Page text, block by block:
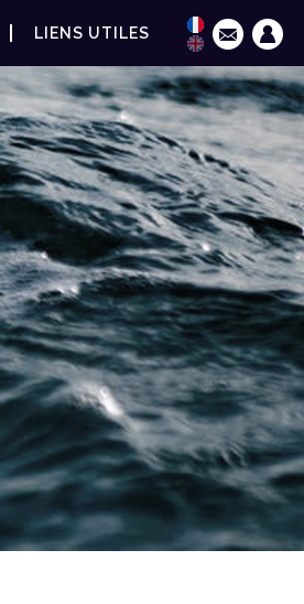
LIENS UTILES